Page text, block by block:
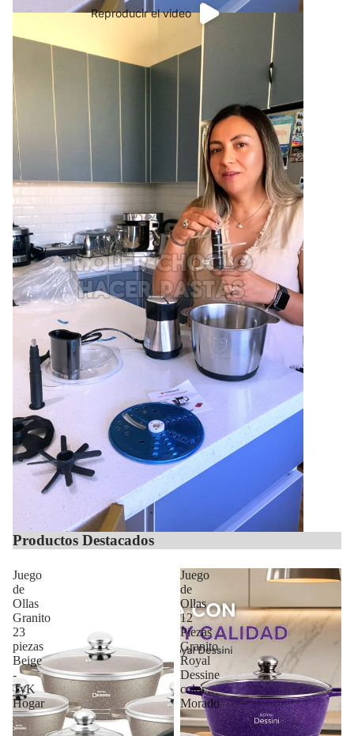
Reproducir el video
Productos Destacados
Juego
de
Ollas
Granito
23
piezas
Beige
-
TyK
Hogar
Juego
de
Ollas
12
Piezas
Granito
Royal
Dessine
color
Morado